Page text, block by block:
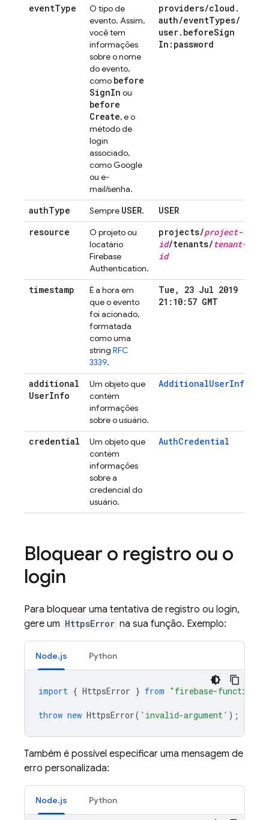
eventType
O tipo de
evento. Assim,
você tem
informações
sobre o nome
do evento,
como before
SignIn ou
before
Create, e o
método de
login
associado,
como Google
ou e-
mail/senha.
providers/cloud .
auth/eventTypes/
user. beforeSign
In:password
authType Sempre USER.
USER
resource
O projeto ou
locatário
Firebase
Authentication.
projects/project-
id/tenants/tenant-
id
timestamp
É a hora em
que o evento
foi acionado,
formatada
como uma
string RFC
3339.
Tue ,
23 Jul 2019
21:10:57 GMT
additional
UserInfo
Um objeto que
contém
informações
sobre o usuário.
AdditionalUserInfo
credential
Um objeto que
contém
informações
sobre a
credencial do
usuário.
AuthCredential
Bloquear o registro ou o
login
Para bloquear uma tentativa de registro ou login,
gere um HttpsError na sua função. Exemplo:
Node.js Python
import { HttpsError } from "firebase-
throw new HttpsError( 'invalid-argument' );
Também é possível especificar uma mensagem de
erro personalizada:
Node.js Python